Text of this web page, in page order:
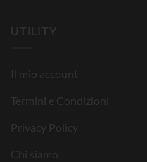
UTILITY
Il mio account
Termini e Condizioni
Privacy Policy
Chi siamo